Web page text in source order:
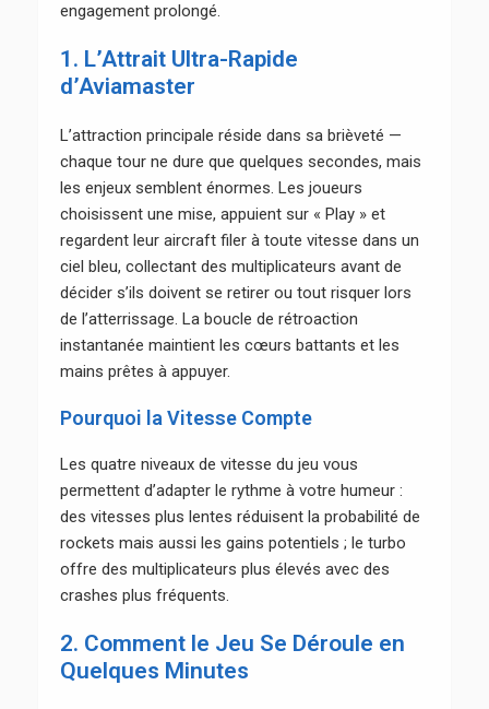
engagement prolongé.
1. L’Attrait Ultra-Rapide
d’Aviamaster
L’attraction principale réside dans sa brièveté —
chaque tour ne dure que quelques secondes, mais
les enjeux semblent énormes. Les joueurs
choisissent une mise, appuient sur « Play » et
regardent leur aircraft filer à toute vitesse dans un
ciel bleu, collectant des multiplicateurs avant de
décider s’ils doivent se retirer ou tout risquer lors
de l’atterrissage. La boucle de rétroaction
instantanée maintient les cœurs battants et les
mains prêtes à appuyer.
Pourquoi la Vitesse Compte
Les quatre niveaux de vitesse du jeu vous
permettent d’adapter le rythme à votre humeur :
des vitesses plus lentes réduisent la probabilité de
rockets mais aussi les gains potentiels ; le turbo
offre des multiplicateurs plus élevés avec des
crashes plus fréquents.
2. Comment le Jeu Se Déroule en
Quelques Minutes